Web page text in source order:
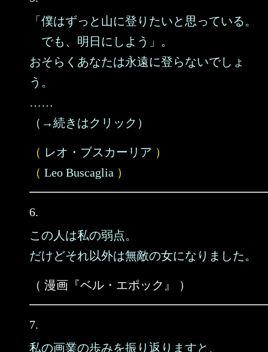
「僕はずっと山に登りたいと思っている。
でも、明日にしよう」。
おそらくあなたは永遠に登らないでしょ
う。
……
（→続きはクリック）
（ レオ・ブスカーリア ）
（ Leo Buscaglia ）
6.
この人は私の弱点。
だけどそれ以外は無敵の女になりました。
（ 漫画『ベル・エポック』 ）
7.
私の画業の歩みを振り返りますと、